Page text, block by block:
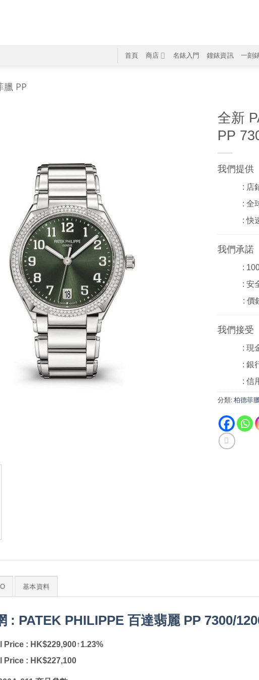
首頁 商店 名錶入門 鐘錶資訊 一刻
臘 PP
全新
PP
我們提供
: 店
: 全
: 快
我們承諾
:
: 安
: 價
我們接受
: 現
: 銀
: 信
分類:柏德菲
基本資料
: PATEK PHILIPPE 百達翡麗 PP 7300/
Price : HK$229,900↑1.23%
Price : HK$227,100